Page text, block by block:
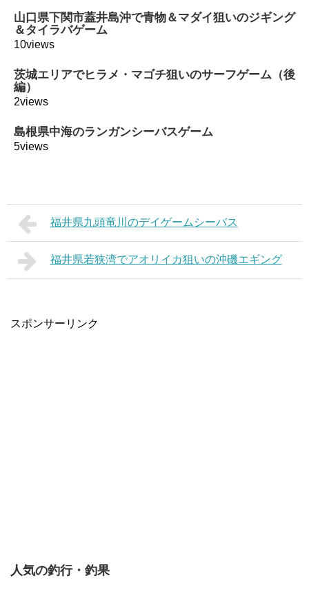
山口県下関市蓋井島沖で青物＆マダイ狙いのジギング
＆タイラバゲーム
10views
茨城エリアでヒラメ・マゴチ狙いのサーフゲーム（後
編）
2views
島根県中海のランガンシーバスゲーム
5views
福井県九頭竜川のデイゲームシーバス
福井県若狭湾でアオリイカ狙いの沖磯エギング
スポンサーリンク
人気の釣行・釣果